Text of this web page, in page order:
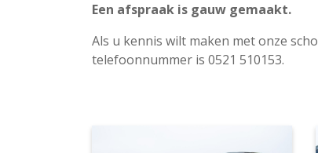
Een afspraak is gauw gemaakt.
Als u kennis wilt maken met onze
telefoonnummer is 0521 510153.